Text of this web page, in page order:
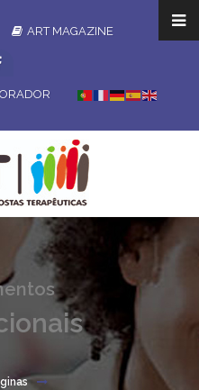
ART MAGAZINE